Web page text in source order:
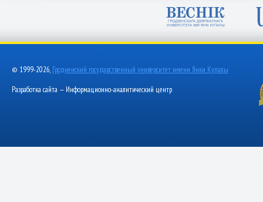
© 1999-2026, Гродненский государственный университет имени Янки Купалы
Разработка сайта — Информационно-аналитический центр